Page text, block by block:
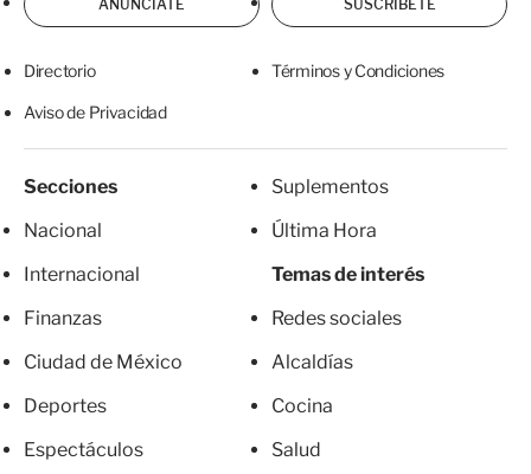
ANÚNCIATE SUSCRÍBETE
Directorio Términos y Condiciones
Aviso de Privacidad
Secciones
Nacional
Internacional
Finanzas
Ciudad de México
Deportes
Espectáculos
Suplementos
Última Hora
Temas de interés
Redes sociales
Alcaldías
Cocina
Salud